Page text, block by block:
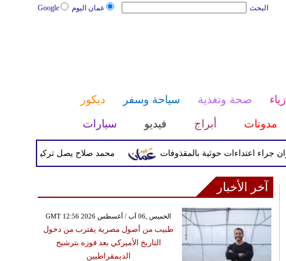
عمان اليوم Google البحث
أزياء صحة وتغذية سياحة وسفر
ديكور
مدونات أبراج فيديو سيارات
محمد صلاح يصل تركيا الأربعاء لإتمام
آخر الأخبار
GMT 12:56 2026 الخميس ,06 آب / أغسطس
طبيب من أصول مصرية يقترب من دخول
التاريخ الأميركي بعد فوزه بترشيح
الديمقراطيين